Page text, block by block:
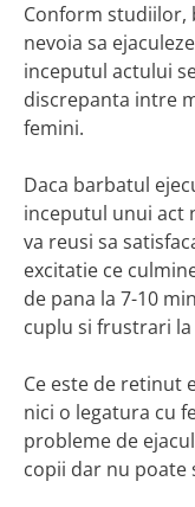
Conform studiilor,
nevoia sa
inceputul actului
discrepanta intre
femini.
Daca barbatul
inceputul unui act
va reusi sa
excitatie ce
de pana la 7-10
cuplu si frustrari
Ce este de retinut
nici o legatura cu
probleme de
copii dar nu poate